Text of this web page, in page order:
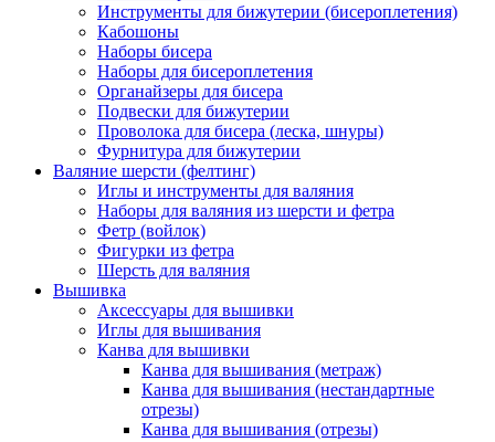
Инструменты для бижутерии (бисероплетения)
Кабошоны
Наборы бисера
Наборы для бисероплетения
Органайзеры для бисера
Подвески для бижутерии
Проволока для бисера (леска, шнуры)
Фурнитура для бижутерии
Валяние шерсти (фелтинг)
Иглы и инструменты для валяния
Наборы для валяния из шерсти и фетра
Фетр (войлок)
Фигурки из фетра
Шерсть для валяния
Вышивка
Аксессуары для вышивки
Иглы для вышивания
Канва для вышивки
Канва для вышивания (метраж)
Канва для вышивания (нестандартные
отрезы)
Канва для вышивания (отрезы)